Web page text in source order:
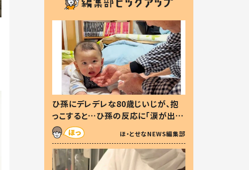
ひ孫にデレデレな80歳じいじが、抱
っこすると…ひ孫の反応に「涙が出ま
した」「可愛くて仕方ない」
ほ・とせなNEWS編集部